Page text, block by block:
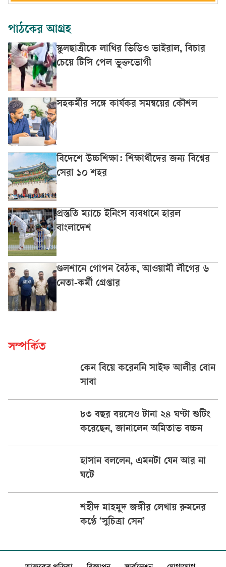
পাঠকের আগ্রহ
স্কুলছাত্রীকে লাথির ভিডিও ভাইরাল, বিচার
চেয়ে টিসি পেল ভুক্তভোগী
সহকর্মীর সঙ্গে কার্যকর সমন্বয়ের কৌশল
বিদেশে উচ্চশিক্ষা: শিক্ষার্থীদের জন্য বিশ্বের
সেরা ১০ শহর
প্রস্তুতি ম্যাচে ইনিংস ব্যবধানে হারল
বাংলাদেশ
গুলশানে গোপন বৈঠক, আওয়ামী লীগের ৬
নেতা-কর্মী গ্রেপ্তার
সম্পর্কিত
কেন বিয়ে করেননি সাইফ আলীর বোন
সাবা
৮৩ বছর বয়সেও টানা ২৪ ঘণ্টা শুটিং
করেছেন, জানালেন অমিতাভ বচ্চন
হাসান বললেন, এমনটা যেন আর না
ঘটে
শহীদ মাহমুদ জঙ্গীর লেখায় রুমনের
কণ্ঠে ‘সুচিত্রা সেন’